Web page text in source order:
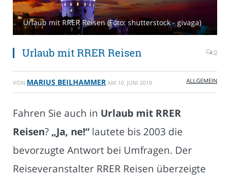
Urlaub mit RRER Reisen (Foto: shutterstock - givaga)
Urlaub mit RRER Reisen 0
VON MARIUS BEILHAMMER AM 10. JUNI 2019 ALLGEMEIN
Fahren Sie auch in Urlaub mit RRER
Reisen? „Ja, ne!“ lautete bis 2003 die
bevorzugte Antwort bei Umfragen. Der
Reiseveranstalter RRER Reisen überzeigte